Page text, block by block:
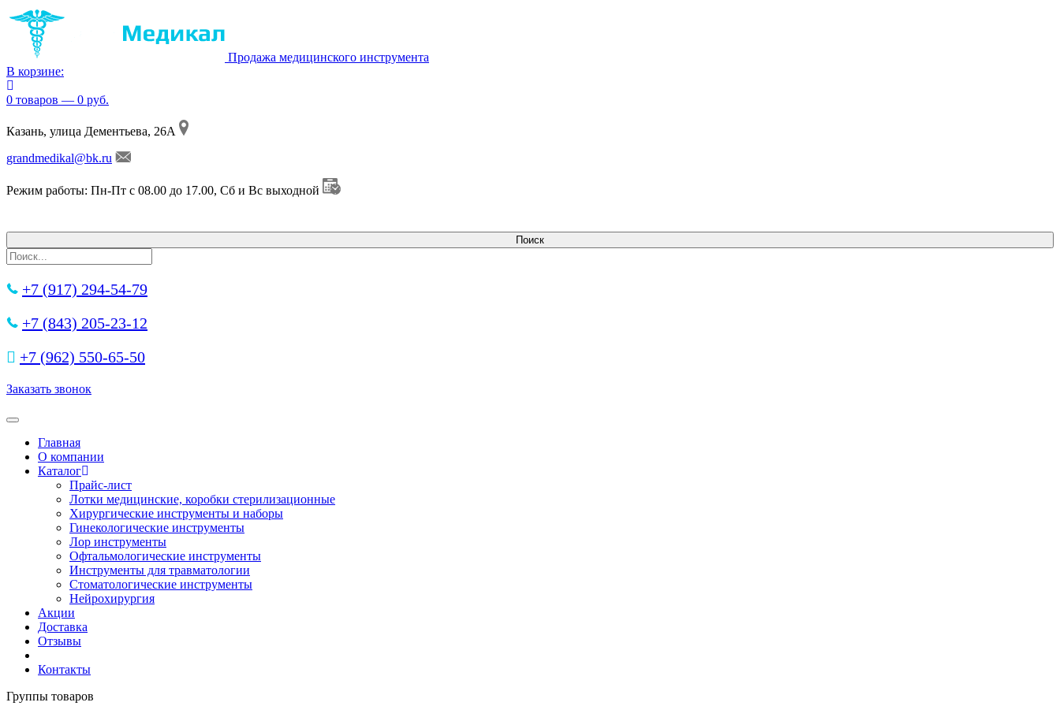
Продажа медицинского инструмента
В корзине:
0 товаров — 0 руб.
Казань, улица Дементьева, 26А
grandmedikal@bk.ru
Режим работы: Пн-Пт с 08.00 до 17.00, Сб и Вс выходной
+7 (917) 294-54-79
+7 (843) 205-23-12
+7 (962) 550‑65‑50‬
Заказать звонок
Toggle navigation
Главная
О компании
Каталог
Прайс-лист
Лотки медицинские, коробки стерилизационные
Хирургические инструменты и наборы
Гинекологические инструменты
Лор инструменты
Офтальмологические инструменты
Инструменты для травматологии
Стоматологические инструменты
Нейрохирургия
Акции
Доставка
Отзывы
Контакты
Группы товаров